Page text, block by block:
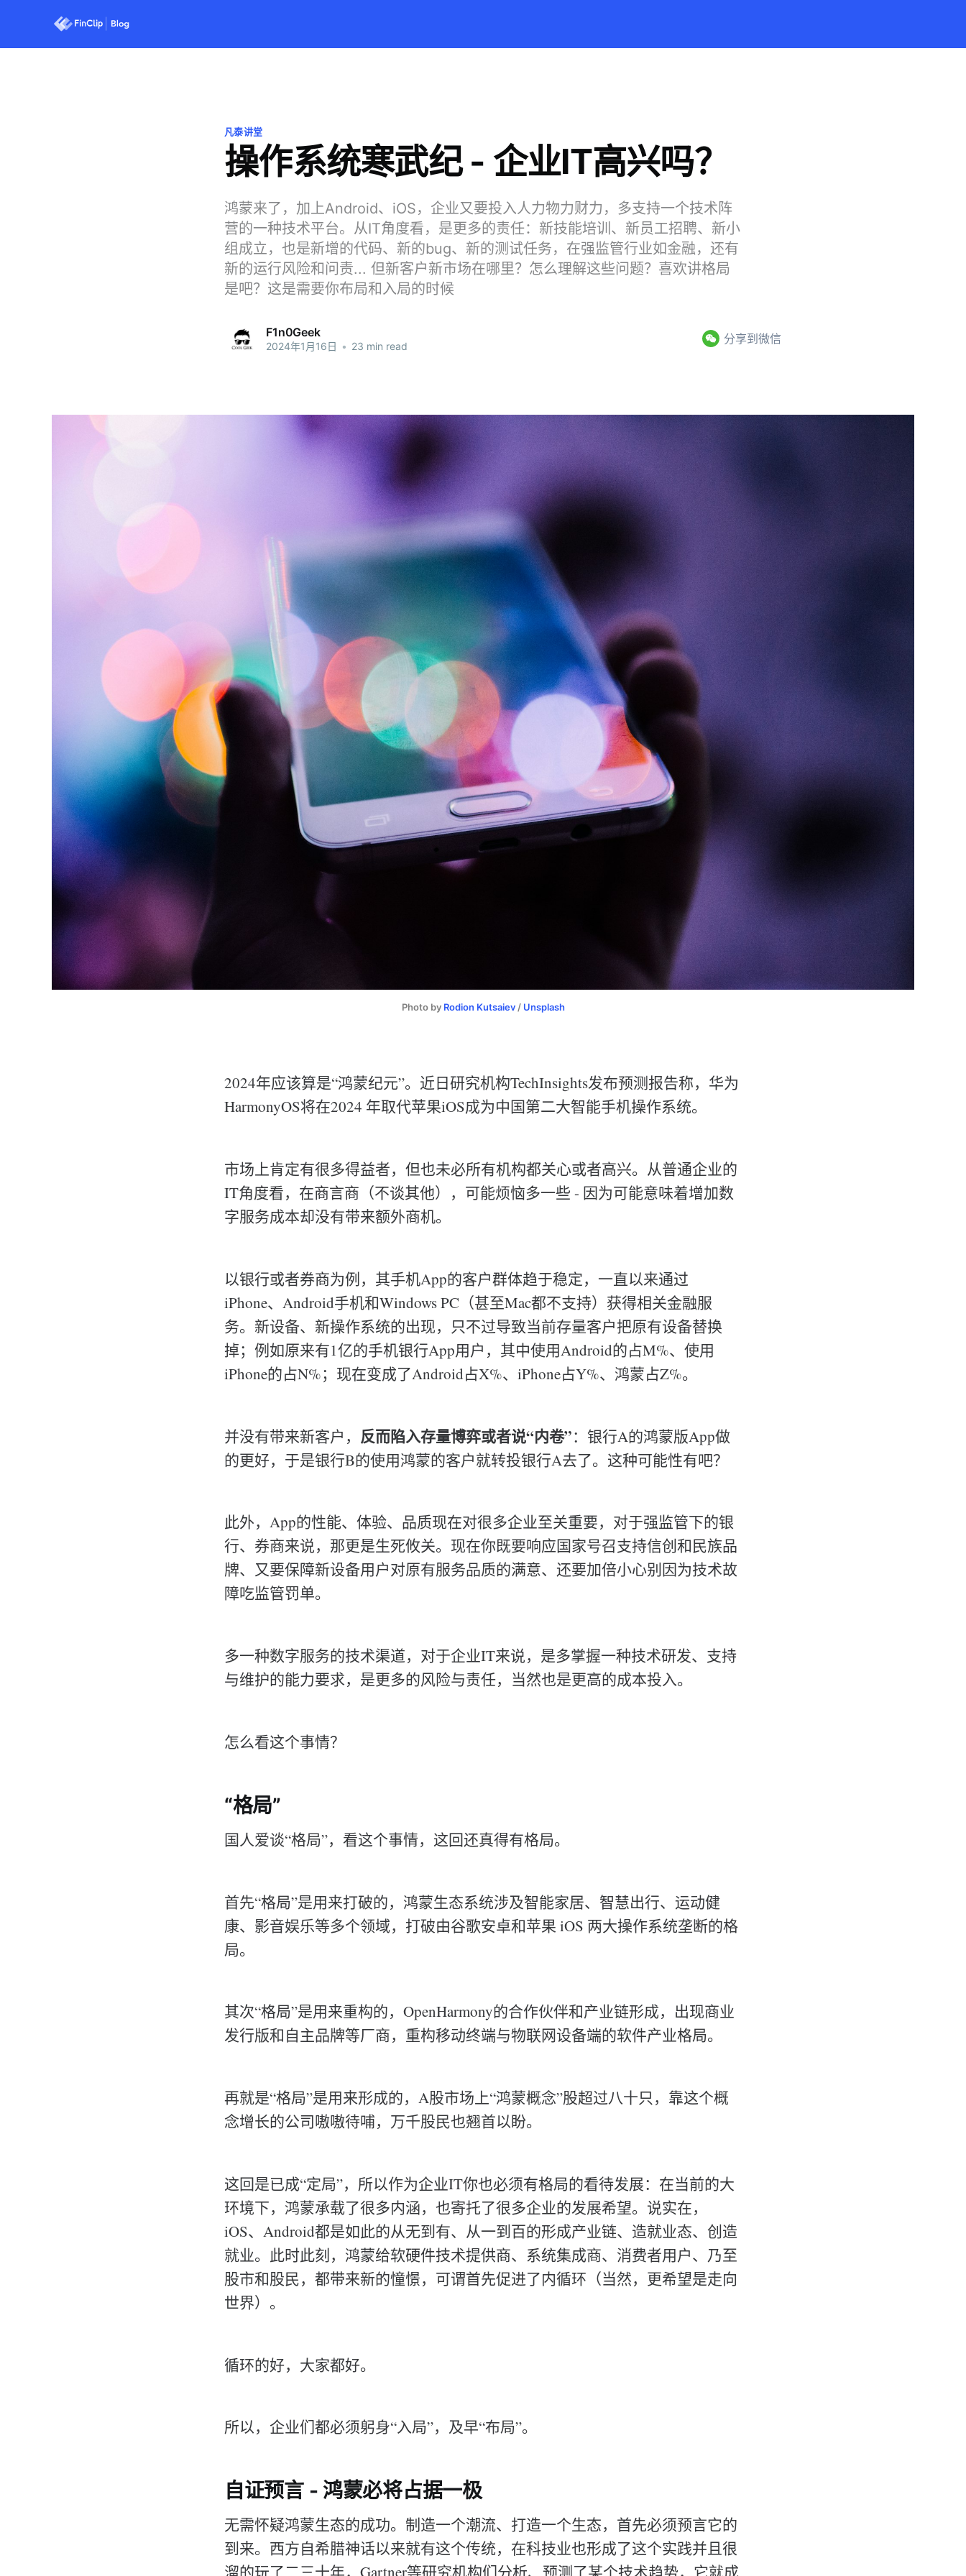
凡泰讲堂
操作系统寒武纪 - 企业IT高兴吗？
鸿蒙来了，加上Android、iOS，企业又要投入人力物力财力，多支持一个技术阵
营的一种技术平台。从IT角度看，是更多的责任：新技能培训、新员工招聘、新小
组成立，也是新增的代码、新的bug、新的测试任务，在强监管行业如金融，还有
新的运行风险和问责... 但新客户新市场在哪里？怎么理解这些问题？喜欢讲格局
是吧？这是需要你布局和入局的时候
F1n0Geek
2024年1月16日 • 23 min read
分享到微信
Photo by Rodion Kutsaiev / Unsplash
2024年应该算是“鸿蒙纪元”。近日研究机构TechInsights发布预测报告称，华为
HarmonyOS将在2024 年取代苹果iOS成为中国第二大智能手机操作系统。
市场上肯定有很多得益者，但也未必所有机构都关心或者高兴。从普通企业的
IT角度看，在商言商（不谈其他），可能烦恼多一些 - 因为可能意味着增加数
字服务成本却没有带来额外商机。
以银行或者券商为例，其手机App的客户群体趋于稳定，一直以来通过
iPhone、Android手机和Windows PC（甚至Mac都不支持）获得相关金融服
务。新设备、新操作系统的出现，只不过导致当前存量客户把原有设备替换
掉；例如原来有1亿的手机银行App用户，其中使用Android的占M%、使用
iPhone的占N%；现在变成了Android占X%、iPhone占Y%、鸿蒙占Z%。
并没有带来新客户， 反而陷入存量博弈或者说“内卷”：银行A的鸿蒙版App做
的更好，于是银行B的使用鸿蒙的客户就转投银行A去了。这种可能性有吧？
此外，App的性能、体验、品质现在对很多企业至关重要，对于强监管下的银
行、券商来说，那更是生死攸关。现在你既要响应国家号召支持信创和民族品
牌、又要保障新设备用户对原有服务品质的满意、还要加倍小心别因为技术故
障吃监管罚单。
多一种数字服务的技术渠道，对于企业IT来说，是多掌握一种技术研发、支持
与维护的能力要求，是更多的风险与责任，当然也是更高的成本投入。
怎么看这个事情？
“格局”
国人爱谈“格局”，看这个事情，这回还真得有格局。
首先“格局”是用来打破的，鸿蒙生态系统涉及智能家居、智慧出行、运动健
康、影音娱乐等多个领域，打破由谷歌安卓和苹果 iOS 两大操作系统垄断的格
局。
其次“格局”是用来重构的，OpenHarmony的合作伙伴和产业链形成，出现商业
发行版和自主品牌等厂商，重构移动终端与物联网设备端的软件产业格局。
再就是“格局”是用来形成的，A股市场上“鸿蒙概念”股超过八十只，靠这个概
念增长的公司嗷嗷待哺，万千股民也翘首以盼。
这回是已成“定局”，所以作为企业IT你也必须有格局的看待发展：在当前的大
环境下，鸿蒙承载了很多内涵，也寄托了很多企业的发展希望。说实在，
iOS、Android都是如此的从无到有、从一到百的形成产业链、造就业态、创造
就业。此时此刻，鸿蒙给软硬件技术提供商、系统集成商、消费者用户、乃至
股市和股民，都带来新的憧憬，可谓首先促进了内循环（当然，更希望是走向
世界）。
循环的好，大家都好。
所以，企业们都必须躬身“入局”，及早“布局”。
自证预言 - 鸿蒙必将占据一极
无需怀疑鸿蒙生态的成功。制造一个潮流、打造一个生态，首先必须预言它的
到来。西方自希腊神话以来就有这个传统，在科技业也形成了这个实践并且很